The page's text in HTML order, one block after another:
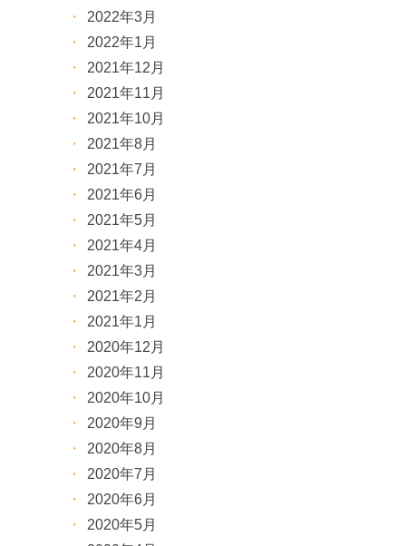
2022年3月
2022年1月
2021年12月
2021年11月
2021年10月
2021年8月
2021年7月
2021年6月
2021年5月
2021年4月
2021年3月
2021年2月
2021年1月
2020年12月
2020年11月
2020年10月
2020年9月
2020年8月
2020年7月
2020年6月
2020年5月